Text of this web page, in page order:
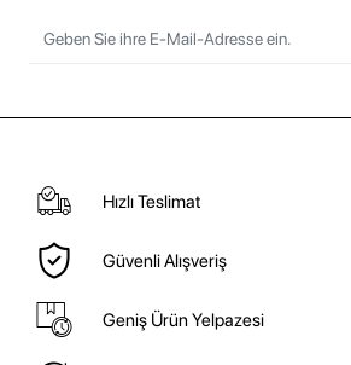
Hızlı Teslimat
Güvenli Alışveriş
Geniş Ürün Yelpazesi